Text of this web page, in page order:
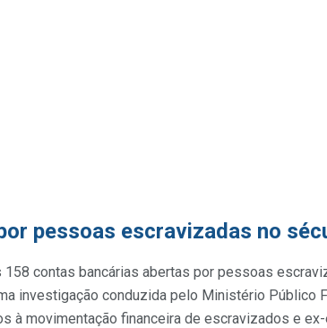
pessoas escravizadas no
contas bancárias abertas por pessoas
investigação conduzida pelo Ministério Público
à movimentação financeira de escravizados e